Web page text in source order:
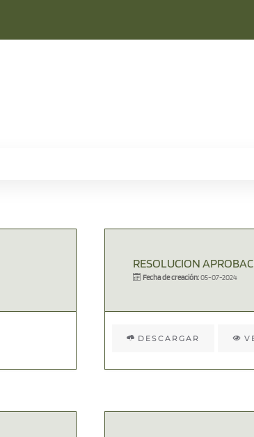
RESOLUCION
Fecha de creación:05-07-2024
DESCARGAR